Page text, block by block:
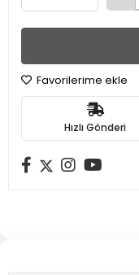
Favorilerime ekle
Hızlı Gönderi